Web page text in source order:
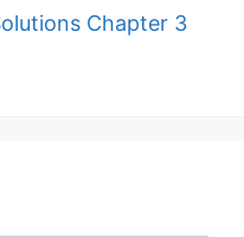
Chapter 3